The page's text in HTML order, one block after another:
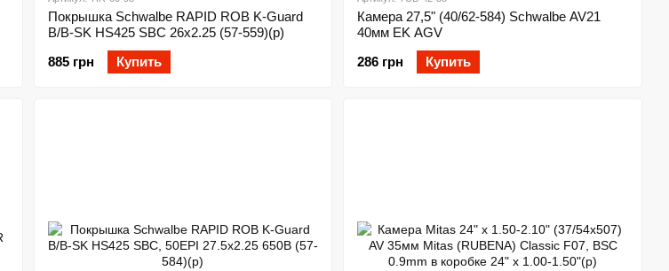
Покрышка Schwalbe RAPID ROB K-Guard
B/B-SK HS425 SBC 26x2.25 (57-559)(р)
885 грн
Купить
Камера 27,5" (40/62-584) Schwalbe AV21
40мм EK AGV
286 грн
Купить